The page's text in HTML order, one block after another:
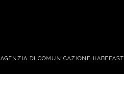
AGENZIA DI COMUNICAZIONE HABEFAST